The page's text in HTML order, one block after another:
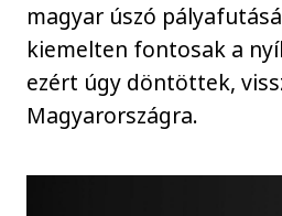
magyar úszó
kiemelten fontosak a
ezért úgy döntöttek,
Magyarországra.